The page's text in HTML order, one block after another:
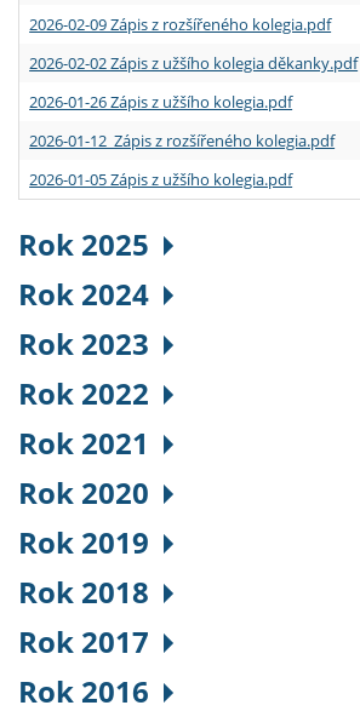
2026-02-09 Zápis z rozšířeného kolegia.pdf
2026-02-02 Zápis z užšího kolegia děkanky.pdf
2026-01-26 Zápis z užšího kolegia.pdf
2026-01-12 Zápis z rozšířeného kolegia.pdf
2026-01-05 Zápis z užšího kolegia.pdf
Rok 2025
Rok 2024
Rok 2023
Rok 2022
Rok 2021
Rok 2020
Rok 2019
Rok 2018
Rok 2017
Rok 2016